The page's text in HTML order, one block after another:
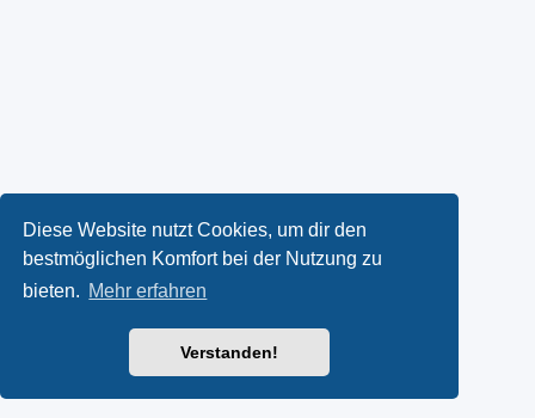
Diese Website nutzt Cookies, um dir den
bestmöglichen Komfort bei der Nutzung zu
bieten. Mehr erfahren
Verstanden!